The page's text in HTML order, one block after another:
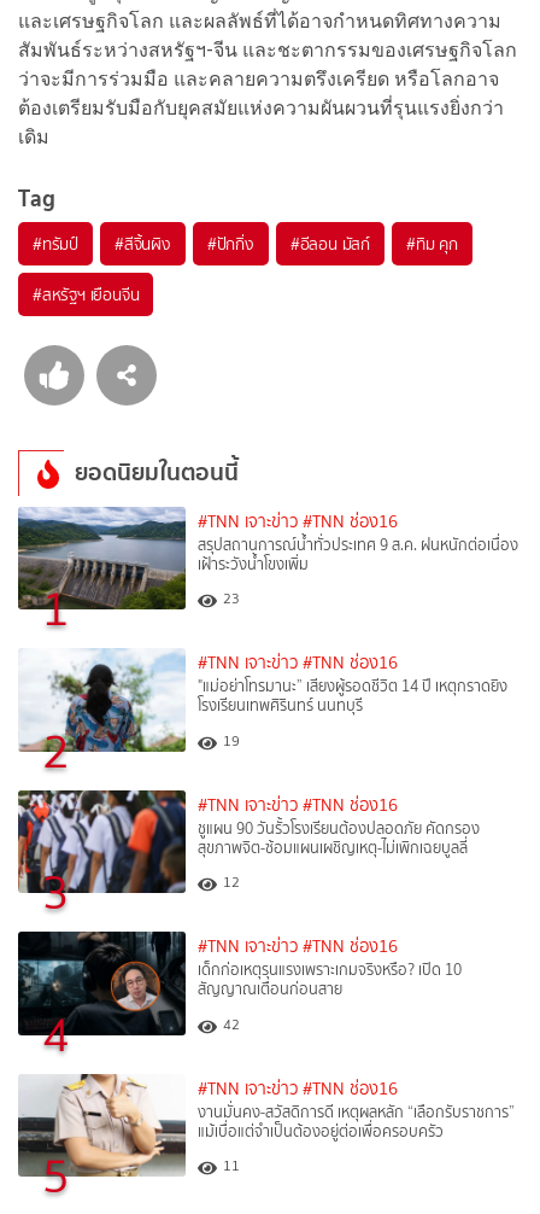
และเศรษฐกิจโลก และผลลัพธ์ที่ได้อาจกำหนดทิศทางความ
สัมพันธ์ระหว่างสหรัฐฯ-จีน และชะตากรรมของเศรษฐกิจโลก
ว่าจะมีการร่วมมือ และคลายความตรึงเครียด หรือโลกอาจ
ต้องเตรียมรับมือกับยุคสมัยแห่งความผันผวนที่รุนแรงยิ่งกว่า
เดิม
Tag
#ทรัมป์ #สีจิ้นผิง #ปักกิ่ง #อีลอน มัสก์ #ทิม คุก
#สหรัฐฯ เยือนจีน
ยอดนิยมในตอนนี้
1
#TNN เจาะข่าว #TNN ช่อง16
สรุปสถานการณ์น้ำทั่วประเทศ 9 ส.ค. ฝนหนักต่อเนื่อง
เฝ้าระวังน้ำโขงเพิ่ม
23
2
#TNN เจาะข่าว #TNN ช่อง16
"แม่อย่าโทรมานะ” เสียงผู้รอดชีวิต 14 ปี เหตุกราดยิง
โรงเรียนเทพศิรินทร์ นนทบุรี
19
3
#TNN เจาะข่าว #TNN ช่อง16
ชูแผน 90 วันรั้วโรงเรียนต้องปลอดภัย คัดกรอง
สุขภาพจิต-ซ้อมแผนเผชิญเหตุ-ไม่เพิกเฉยบูลลี่
12
4
#TNN เจาะข่าว #TNN ช่อง16
เด็กก่อเหตุรุนแรงเพราะเกมจริงหรือ? เปิด 10
สัญญาณเตือนก่อนสาย
42
5
#TNN เจาะข่าว #TNN ช่อง16
งานมั่นคง-สวัสดิการดี เหตุผลหลัก “เลือกรับราชการ”
แม้เบื่อแต่จำเป็นต้องอยู่ต่อเพื่อครอบครัว
11